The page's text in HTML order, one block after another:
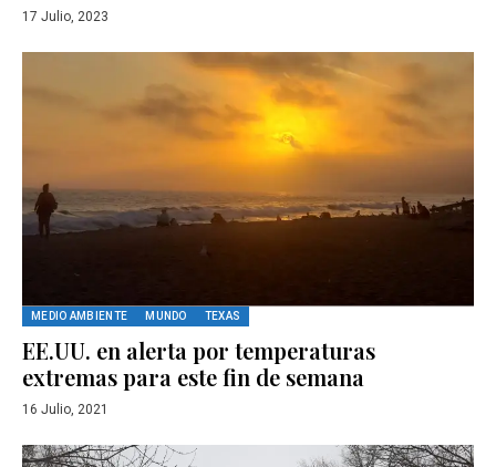
17 Julio, 2023
MEDIO AMBIENTE MUNDO TEXAS
EE.UU. en alerta por temperaturas
extremas para este fin de semana
16 Julio, 2021